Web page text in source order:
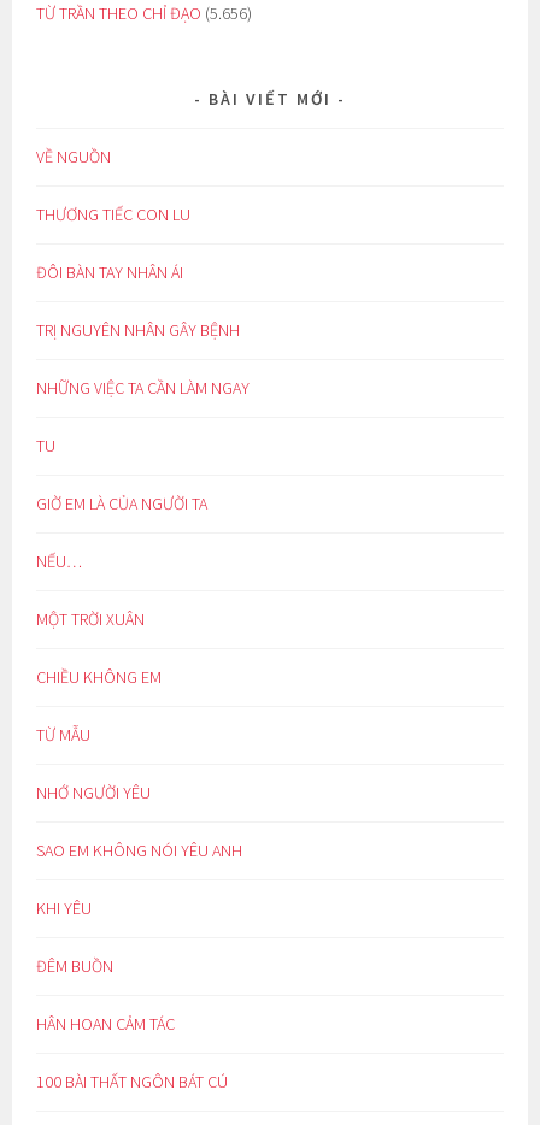
TỪ TRẦN THEO CHỈ ĐẠO (5.656)
BÀI VIẾT MỚI
VỀ NGUỒN
THƯƠNG TIẾC CON LU
ĐÔI BÀN TAY NHÂN ÁI
TRỊ NGUYÊN NHÂN GÂY BỆNH
NHỮNG VIỆC TA CẦN LÀM NGAY
TU
GIỜ EM LÀ CỦA NGƯỜI TA
NẾU…
MỘT TRỜI XUÂN
CHIỀU KHÔNG EM
TỪ MẪU
NHỚ NGƯỜI YÊU
SAO EM KHÔNG NÓI YÊU ANH
KHI YÊU
ĐÊM BUỒN
HÂN HOAN CẢM TÁC
100 BÀI THẤT NGÔN BÁT CÚ